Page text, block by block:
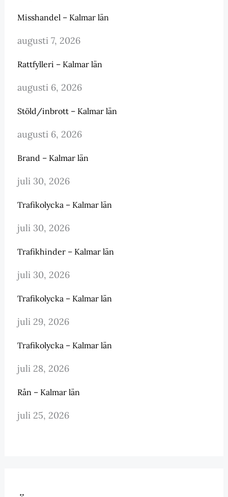
Misshandel – Kalmar län
augusti 7, 2026
Rattfylleri – Kalmar län
augusti 6, 2026
Stöld/inbrott – Kalmar län
augusti 6, 2026
Brand – Kalmar län
juli 30, 2026
Trafikolycka – Kalmar län
juli 30, 2026
Trafikhinder – Kalmar län
juli 30, 2026
Trafikolycka – Kalmar län
juli 29, 2026
Trafikolycka – Kalmar län
juli 28, 2026
Rån – Kalmar län
juli 25, 2026